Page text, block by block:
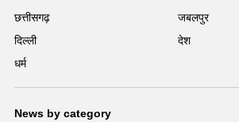
छत्तीसगढ़
जबलपुर
दिल्ली
देश
धर्म
News by category